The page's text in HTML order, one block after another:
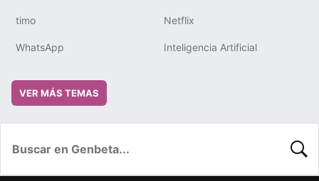
timo Netflix
WhatsApp Inteligencia Artificial
VER MÁS TEMAS